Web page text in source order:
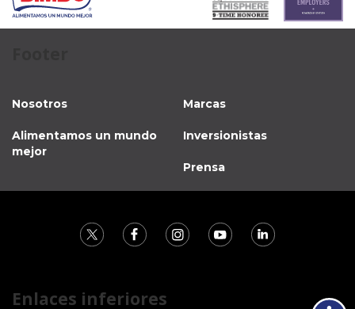
Nosotros
Alimentamos un mundo
mejor
Marcas
Inversionistas
Prensa
Enlaces inferiores